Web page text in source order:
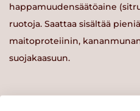
happamuudensäätöaine
ruotoja. Saattaa sisältää
maitoproteiinin,
suojakaasuun.